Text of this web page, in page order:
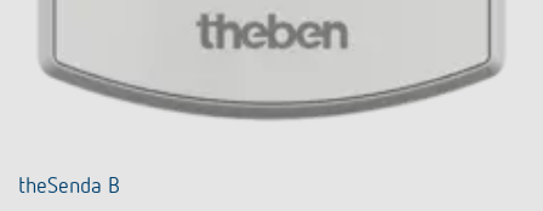
theSenda B